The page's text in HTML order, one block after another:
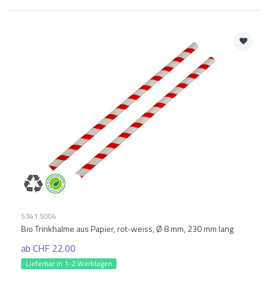
5341.5004
Bio Trinkhalme aus Papier, rot-weiss, Ø 8 mm, 230 mm lang
ab CHF 22.00
Lieferbar in 1-2 Werktagen